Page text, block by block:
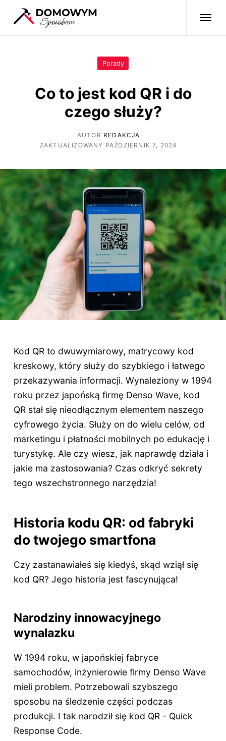
Porady
Co to jest kod QR i do
czego służy?
AUTOR REDAKCJA
ZAKTUALIZOWANY PAŹDZIERNIK 7, 2024
Kod QR to dwuwymiarowy, matrycowy kod
kreskowy, który służy do szybkiego i łatwego
przekazywania informacji. Wynaleziony w 1994
roku przez japońską firmę Denso Wave, kod
QR stał się nieodłącznym elementem naszego
cyfrowego życia. Służy on do wielu celów, od
marketingu i płatności mobilnych po edukację i
turystykę. Ale czy wiesz, jak naprawdę działa i
jakie ma zastosowania? Czas odkryć sekrety
tego wszechstronnego narzędzia!
Historia kodu QR: od fabryki
do twojego smartfona
Czy zastanawiałeś się kiedyś, skąd wziął się
kod QR? Jego historia jest fascynująca!
Narodziny innowacyjnego
wynalazku
W 1994 roku, w japońskiej fabryce
samochodów, inżynierowie firmy Denso Wave
mieli problem. Potrzebowali szybszego
sposobu na śledzenie części podczas
produkcji. I tak narodził się kod QR - Quick
Response Code.